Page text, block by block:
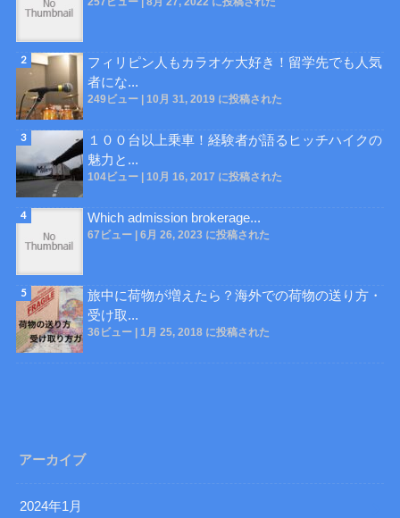
フィリピン人もカラオケ大好き！留学先でも人気
者にな...
249ビュー| 10月 31, 2019 に投稿された
１００台以上乗車！経験者が語るヒッチハイクの
魅力と...
104ビュー| 10月 16, 2017 に投稿された
Which admission brokerage...
67ビュー| 6月 26, 2023 に投稿された
旅中に荷物が増えたら？海外での荷物の送り方・
受け取...
36ビュー| 1月 25, 2018 に投稿された
アーカイブ
2024年1月